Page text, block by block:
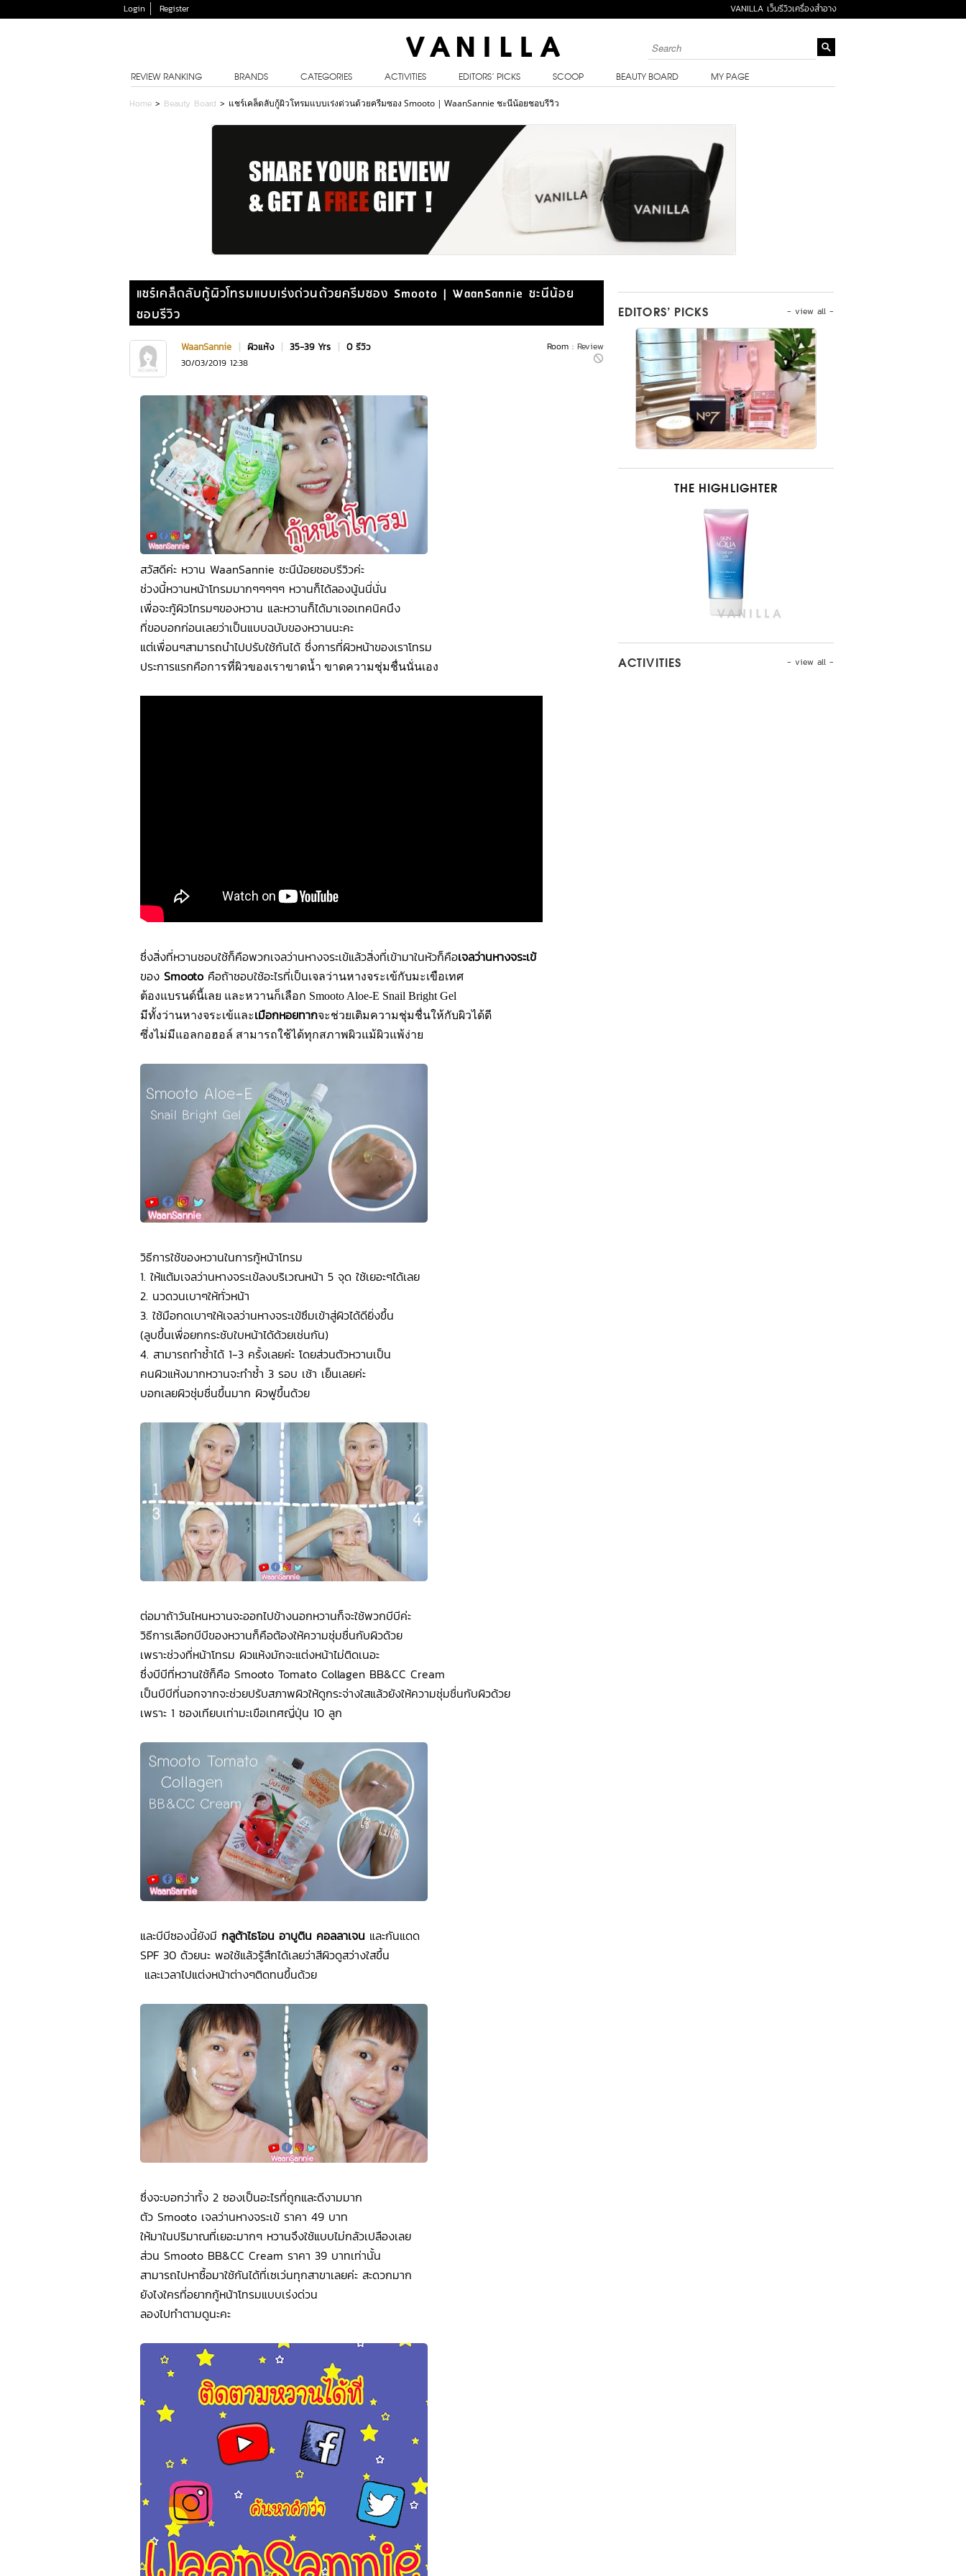
Login Register VANILLA เว็บรีวิวเครื่องสำอาง
REVIEW RANKING BRANDS CATEGORIES ACTIVITIES EDITORS’ PICKS SCOOP BEAUTY BOARD MY PAGE
Home > Beauty Board > แชร์เคล็ดลับกู้ผิวโทรมแบบเร่งด่วนด้วยครีมซอง Smooto | WaanSannie ชะนีน้อยชอบรีวิว
แชร์เคล็ดลับกู้ผิวโทรมแบบเร่งด่วนด้วยครีมซอง Smooto | WaanSannie ชะนีน้อย
ชอบรีวิว
Room : Review
WaanSannie | ผิวแห้ง | 35-39 Yrs | 0 รีวิว
30/03/2019 12:38
สวัสดีค่ะ หวาน WaanSannie ชะนีน้อยชอบรีวิวค่ะ
ช่วงนี้หวานหน้าโทรมมากๆๆๆๆๆ หวานก็ได้ลองนู้นนี่นั่น
เพื่อจะกู้ผิวโทรมๆของหวาน และหวานก็ได้มาเจอเทคนิคนึง
ที่ขอบอกก่อนเลยว่าเป็นแบบฉบับของหวานนะคะ
แต่เพื่อนๆสามารถนำไปปรับใช้กันได้ ซึ่งการที่ผิวหน้าของเราโทรม
ประการแรกคือการที่ผิวของเราขาดน้ำ ขาดความชุ่มชื่นนั่นเอง
ซึ่งสิ่งที่หวานชอบใช้ก็คือพวกเจลว่านหางจระเข้แล้วสิ่งที่เข้ามาในหัวก็คือเจลว่านหางจระเข้
ของ Smooto คือถ้าชอบใช้อะไรที่เป็นเจลว่านหางจระเข้กับมะเขือเทศ
ต้องแบรนด์นี้เลย และหวานก็เลือก Smooto Aloe-E Snail Bright Gel
มีทั้งว่านหางจระเข้และเมือกหอยทากจะช่วยเติมความชุ่มชื่นให้กับผิวได้ดี
ซึ่งไม่มีแอลกอฮอล์ สามารถใช้ได้ทุกสภาพผิวแม้ผิวแพ้ง่าย
วิธีการใช้ของหวานในการกู้หน้าโทรม
1. ให้แต้มเจลว่านหางจระเข้ลงบริเวณหน้า 5 จุด ใช้เยอะๆได้เลย
2. นวดวนเบาๆให้ทั่วหน้า
3. ใช้มือกดเบาๆให้เจลว่านหางจระเข้ซึมเข้าสู่ผิวได้ดียิ่งขึ้น
(ลูบขึ้นเพื่อยกกระชับใบหน้าได้ด้วยเช่นกัน)
4. สามารถทำซ้ำได้ 1-3 ครั้งเลยค่ะ โดยส่วนตัวหวานเป็น
คนผิวแห้งมากหวานจะทำซ้ำ 3 รอบ เช้า เย็นเลยค่ะ
บอกเลยผิวชุ่มชื่นขึ้นมาก ผิวฟูขึ้นด้วย
ต่อมาถ้าวันไหนหวานจะออกไปข้างนอกหวานก็จะใช้พวกบีบีค่ะ
วิธีการเลือกบีบีของหวานก็คือต้องให้ความชุ่มชื่นกับผิวด้วย
เพราะช่วงที่หน้าโทรม ผิวแห้งมักจะแต่งหน้าไม่ติดเนอะ
ซึ่งบีบีที่หวานใช้ก็คือ Smooto Tomato Collagen BB&CC Cream
เป็นบีบีที่นอกจากจะช่วยปรับสภาพผิวให้ดูกระจ่างใสแล้วยังให้ความชุ่มชื่นกับผิวด้วย
เพราะ 1 ซองเทียบเท่ามะเขือเทศญี่ปุ่น 10 ลูก
และบีบีซองนี้ยังมี กลูต้าไธโอน อาบูติน คอลลาเจน และกันแดด
SPF 30 ด้วยนะ พอใช้แล้วรู้สึกได้เลยว่าสีผิวดูสว่างใสขึ้น
และเวลาไปแต่งหน้าต่างๆติดทนขึ้นด้วย
ซึ่งจะบอกว่าทั้ง 2 ซองเป็นอะไรที่ถูกและดีงามมาก
ตัว Smooto เจลว่านหางจระเข้ ราคา 49 บาท
ให้มาในปริมาณที่เยอะมากๆ หวานจึงใช้แบบไม่กลัวเปลืองเลย
ส่วน Smooto BB&CC Cream ราคา 39 บาทเท่านั้น
สามารถไปหาซื้อมาใช้กันได้ที่เซเว่นทุกสาขาเลยค่ะ สะดวกมาก
ยังไงใครที่อยากกู้หน้าโทรมแบบเร่งด่วน
ลองไปทำตามดูนะคะ
- view all -
EDITORS’ PICKS
THE HIGHLIGHTER
- view all -
ACTIVITIES